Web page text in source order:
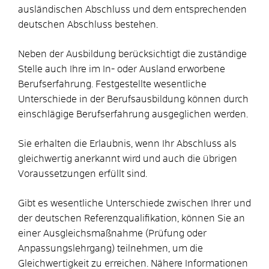
ausländischen Abschluss und dem entsprechenden
deutschen Abschluss bestehen.
Neben der Ausbildung berücksichtigt die zuständige
Stelle auch Ihre im In- oder Ausland erworbene
Berufserfahrung. Festgestellte wesentliche
Unterschiede in der Berufsausbildung können durch
einschlägige Berufserfahrung ausgeglichen werden.
Sie erhalten die Erlaubnis, wenn Ihr Abschluss als
gleichwertig anerkannt wird und auch die übrigen
Voraussetzungen erfüllt sind.
Gibt es wesentliche Unterschiede zwischen Ihrer und
der deutschen Referenzqualifikation, können Sie an
einer Ausgleichsmaßnahme (Prüfung oder
Anpassungslehrgang) teilnehmen, um die
Gleichwertigkeit zu erreichen. Nähere Informationen